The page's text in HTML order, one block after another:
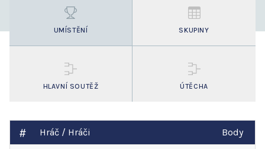
UMÍSTĚNÍ SKUPINY
HLAVNÍ SOUTĚŽ ÚTĚCHA
Hráč / Hráči Body